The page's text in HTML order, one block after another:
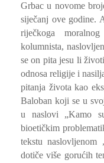
Grbac u novome
siječanj ove godine.
riječkoga
kolumnista,
se on pita jesu li
odnosa religije i
pitanja života kao
Baloban koji se u
u naslovi „Kamo
bioetičkim
tekstu
dotiče više gorućih